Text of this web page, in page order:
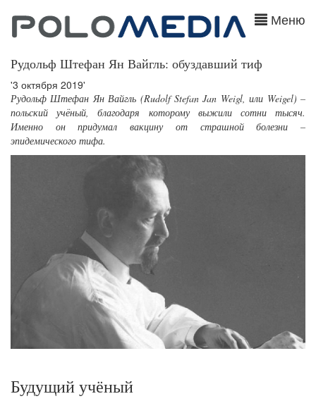
Меню
Рудольф Штефан Ян Вайгль: обуздавший тиф
'3 октября 2019'
Рудольф Штефан Ян Вайгль (Rudolf Stefan Jan Weigl, или Weigel) –
польский учёный, благодаря которому выжили сотни тысяч.
Именно он придумал вакцину от страшной болезни –
эпидемического тифа.
Будущий учёный